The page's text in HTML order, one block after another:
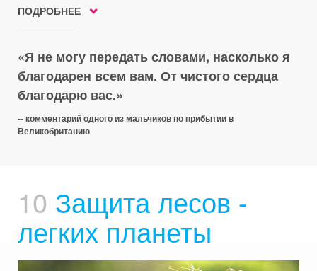
ПОДРОБНЕЕ
Я не могу передать словами, насколько я
благодарен всем вам. От чистого сердца
благодарю вас.
-- комментарий одного из мальчиков по прибытии в
Великобританию
10 Защита лесов -
легких планеты